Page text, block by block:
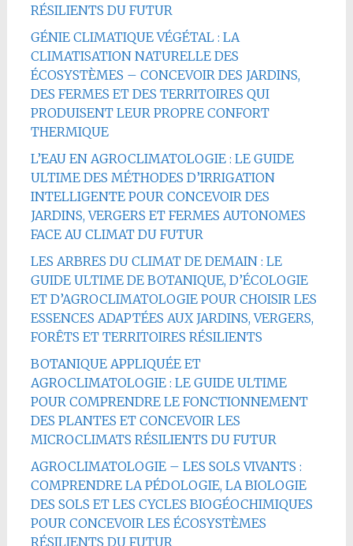
RÉSILIENTS DU FUTUR
GÉNIE CLIMATIQUE VÉGÉTAL : LA
CLIMATISATION NATURELLE DES
ÉCOSYSTÈMES – CONCEVOIR DES JARDINS,
DES FERMES ET DES TERRITOIRES QUI
PRODUISENT LEUR PROPRE CONFORT
THERMIQUE
L’EAU EN AGROCLIMATOLOGIE : LE GUIDE
ULTIME DES MÉTHODES D’IRRIGATION
INTELLIGENTE POUR CONCEVOIR DES
JARDINS, VERGERS ET FERMES AUTONOMES
FACE AU CLIMAT DU FUTUR
LES ARBRES DU CLIMAT DE DEMAIN : LE
GUIDE ULTIME DE BOTANIQUE, D’ÉCOLOGIE
ET D’AGROCLIMATOLOGIE POUR CHOISIR LES
ESSENCES ADAPTÉES AUX JARDINS, VERGERS,
FORÊTS ET TERRITOIRES RÉSILIENTS
BOTANIQUE APPLIQUÉE ET
AGROCLIMATOLOGIE : LE GUIDE ULTIME
POUR COMPRENDRE LE FONCTIONNEMENT
DES PLANTES ET CONCEVOIR LES
MICROCLIMATS RÉSILIENTS DU FUTUR
AGROCLIMATOLOGIE – LES SOLS VIVANTS :
COMPRENDRE LA PÉDOLOGIE, LA BIOLOGIE
DES SOLS ET LES CYCLES BIOGÉOCHIMIQUES
POUR CONCEVOIR LES ÉCOSYSTÈMES
RÉSILIENTS DU FUTUR